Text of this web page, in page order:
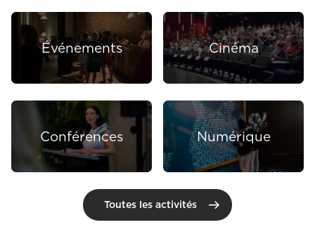
Événements Cinéma
Conférences Numérique
Toutes les activités